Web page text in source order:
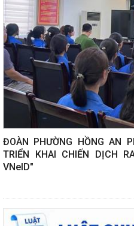
ĐOÀN PHƯỜNG HỒNG AN
TRIỂN KHAI CHIẾN DỊCH
VNeID"